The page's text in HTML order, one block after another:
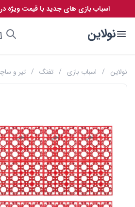
اسباب بازی های جدید با قیمت ویژه
نولاین
نولاین / اسباب بازی / تفنگ / تیر و